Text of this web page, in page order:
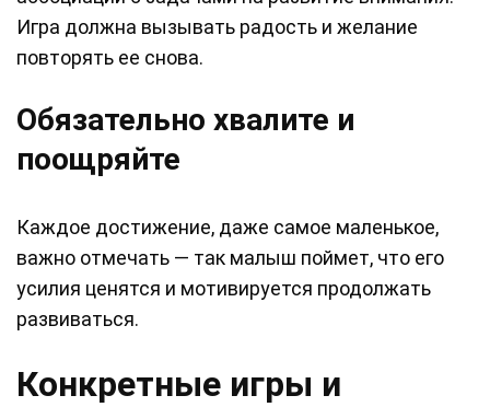
Игра должна вызывать радость и желание
повторять ее снова.
Обязательно хвалите и
поощряйте
Каждое достижение, даже самое маленькое,
важно отмечать — так малыш поймет, что его
усилия ценятся и мотивируется продолжать
развиваться.
Конкретные игры и